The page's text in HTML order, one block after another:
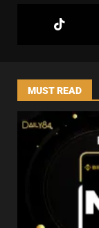
MUST READ